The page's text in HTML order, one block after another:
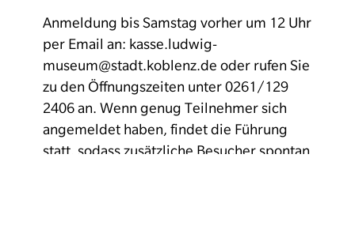
Anmeldung bis Samstag vorher um 12 Uhr
per Email an: kasse.ludwig-
museum@stadt.koblenz.de oder rufen Sie
zu den Öffnungszeiten unter 0261/129
2406 an. Wenn genug Teilnehmer sich
angemeldet haben, findet die Führung
statt, sodass zusätzliche Besucher spontan